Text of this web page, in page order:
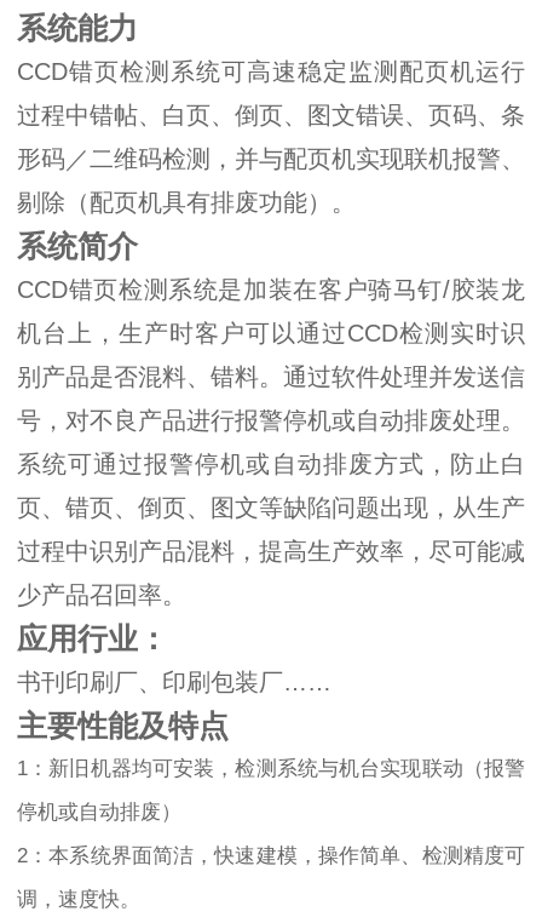
系统能力
CCD错页检测系统可高速稳定监测配页机运行
过程中错帖、白页、倒页、图文错误、页码、条
形码／二维码检测，并与配页机实现联机报警、
剔除（配页机具有排废功能）。
系统简介
CCD错页检测系统是加装在客户骑马钉/胶装龙
机台上，生产时客户可以通过CCD检测实时识
别产品是否混料、错料。通过软件处理并发送信
号，对不良产品进行报警停机或自动排废处理。
系统可通过报警停机或自动排废方式，防止白
页、错页、倒页、图文等缺陷问题出现，从生产
过程中识别产品混料，提高生产效率，尽可能减
少产品召回率。
应用行业：
书刊印刷厂、印刷包装厂……
主要性能及特点
1：新旧机器均可安装，检测系统与机台实现联动（报警
停机或自动排废）
2：本系统界面简洁，快速建模，操作简单、检测精度可
调，速度快。